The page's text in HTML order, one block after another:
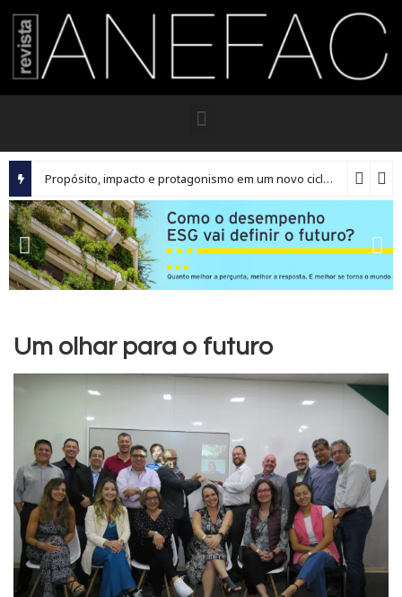
Propósito, impacto e protagonismo em um novo ciclo para os executivos brasileiros
Um olhar para o futuro